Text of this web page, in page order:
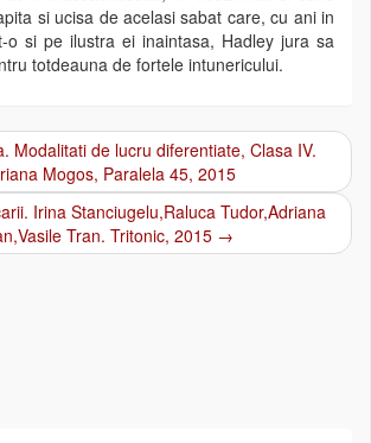
si ucisa de acelasi sabat care, cu ani in
o si pe ilustra ei inaintasa, Hadley jura sa
totdeauna de fortele intunericului.
Modalitati de lucru diferentiate, Clasa IV.
Mogos, Paralela 45, 2015
Irina Stanciugelu,Raluca Tudor,Adriana
Tran. Tritonic, 2015 →